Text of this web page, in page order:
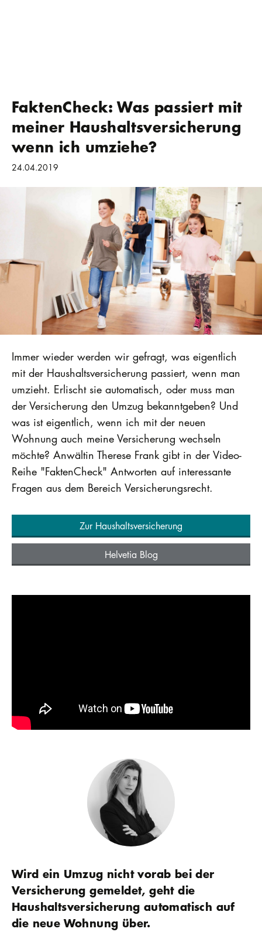
FaktenCheck: Was passiert mit
meiner Haushaltsversicherung
wenn ich umziehe?
24.04.2019
Immer wieder werden wir gefragt, was eigentlich
mit der Haushaltsversicherung passiert, wenn man
umzieht. Erlischt sie automatisch, oder muss man
der Versicherung den Umzug bekanntgeben? Und
was ist eigentlich, wenn ich mit der neuen
Wohnung auch meine Versicherung wechseln
möchte? Anwältin Therese Frank gibt in der Video-
Reihe "FaktenCheck" Antworten auf interessante
Fragen aus dem Bereich Versicherungsrecht.
Zur Haushaltsversicherung
Helvetia Blog
Wird ein Umzug nicht vorab bei der
Versicherung gemeldet, geht die
Haushaltsversicherung automatisch auf
die neue Wohnung über.